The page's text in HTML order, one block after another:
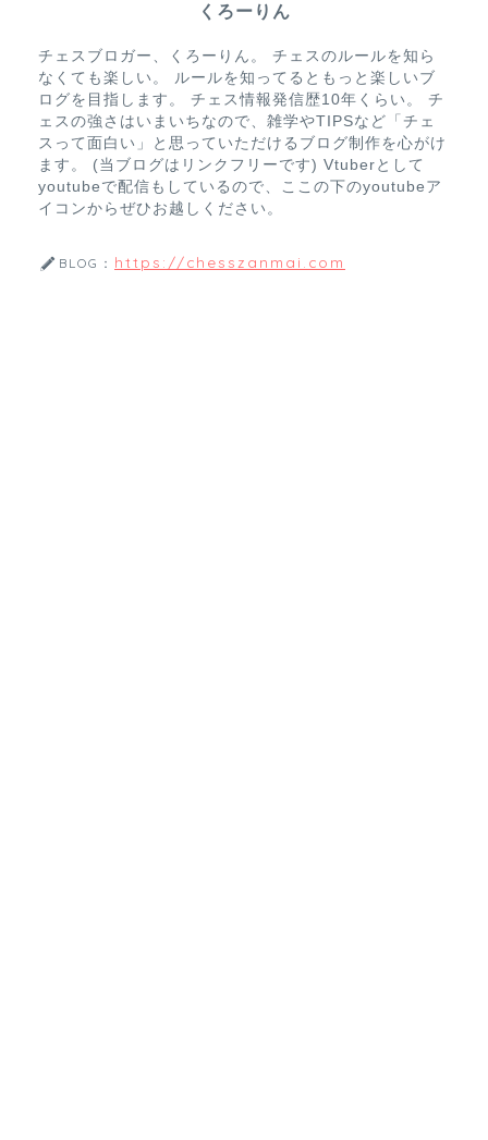
くろーりん
チェスブロガー、くろーりん。 チェスのルールを知ら
なくても楽しい。 ルールを知ってるともっと楽しいブ
ログを目指します。 チェス情報発信歴10年くらい。 チ
ェスの強さはいまいちなので、雑学やTIPSなど「チェ
スって面白い」と思っていただけるブログ制作を心がけ
ます。 (当ブログはリンクフリーです) Vtuberとして
youtubeで配信もしているので、ここの下のyoutubeア
イコンからぜひお越しください。
BLOG： https://chesszanmai.com